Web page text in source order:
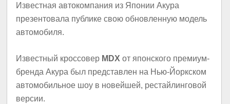
Известная автокомпания из Японии Акура
презентовала публике свою обновленную модель
автомобиля.
Известный кроссовер MDX от японского премиум-
бренда Акура был представлен на Нью-Йоркском
автомобильное шоу в новейшей, рестайлинговой
версии.